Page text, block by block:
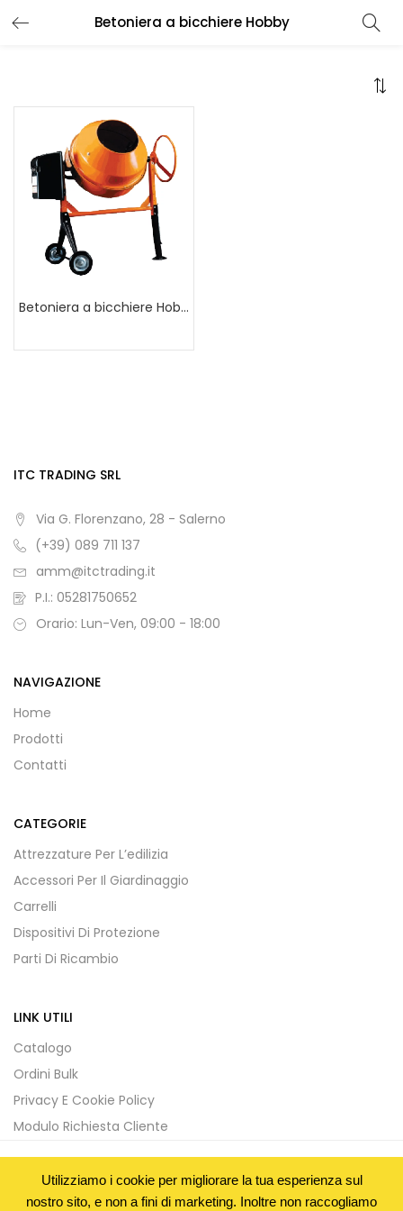
Utilizziamo i cookie per migliorare la tua esperienza sul
nostro sito, e non a fini di marketing. Inoltre non raccogliamo
Betoniera a bicchiere Hobby
Betoniera a bicchiere Hobby
ITC TRADING SRL
Via G. Florenzano, 28 - Salerno
(+39) 089 711 137
amm@itctrading.it
P.I.: 05281750652
Orario: Lun-Ven, 09:00 - 18:00
NAVIGAZIONE
Home
Prodotti
Contatti
CATEGORIE
Attrezzature Per L’edilizia
Accessori Per Il Giardinaggio
Carrelli
Dispositivi Di Protezione
Parti Di Ricambio
LINK UTILI
Catalogo
Ordini Bulk
Privacy E Cookie Policy
Modulo Richiesta Cliente
Copyright © 2020 ITC Trading SRL - P.IVA : 05281750652 -